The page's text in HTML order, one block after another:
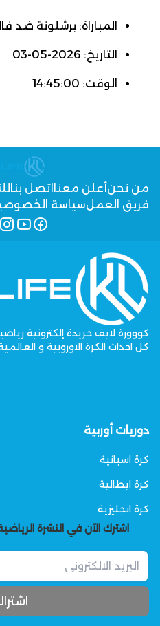
المباراة: برشلونة ضد
التاريخ: 2026-05-03
الوقت: 14:45:00
من نحنأعلن معنا اتصل بنا
فريق العملسياسة
كووورة لايف جريدة إلكترونية
كل احداث الكرة الاوروبية و
دوريات أوربية
كرة اسبانية
كرة ايطالية
كرة انجليزية
اشترك الآن في النشرة